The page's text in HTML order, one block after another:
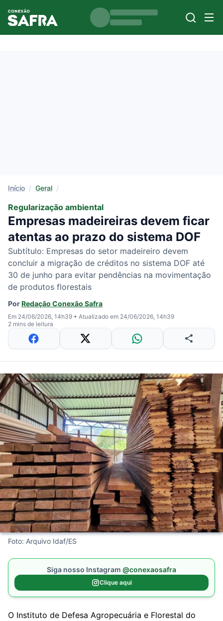
Início / Geral /
Regularização ambiental
Empresas madeireiras devem ficar
atentas ao prazo do sistema DOF
Subtítulo: Empresas do setor madeireiro devem
concluir a migração de créditos no sistema DOF até
30 de junho para evitar pendências na movimentação
de produtos florestais
PorRedação Conexão Safra
Em 24/06/2026, 14h39 • Atualizado em 24/06/2026, 14h39
2 mins de leitura
Foto: Arquivo Idaf/ES
Siga nosso Instagram @conexaosafra
Clique aqui
O Instituto de Defesa Agropecuária e Florestal do